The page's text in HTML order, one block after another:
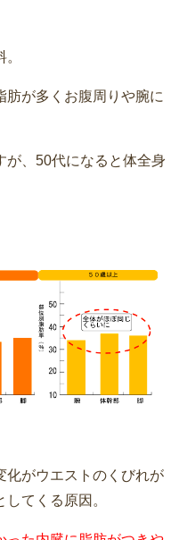
肪が多くお腹周りや腕に
が、50代になると体全身
化がウエストのくびれが
てくる原因。